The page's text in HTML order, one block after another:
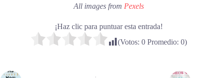
All images from Pexels
¡Haz clic para puntuar esta entrada!
(Votos: 0Promedio: 0)